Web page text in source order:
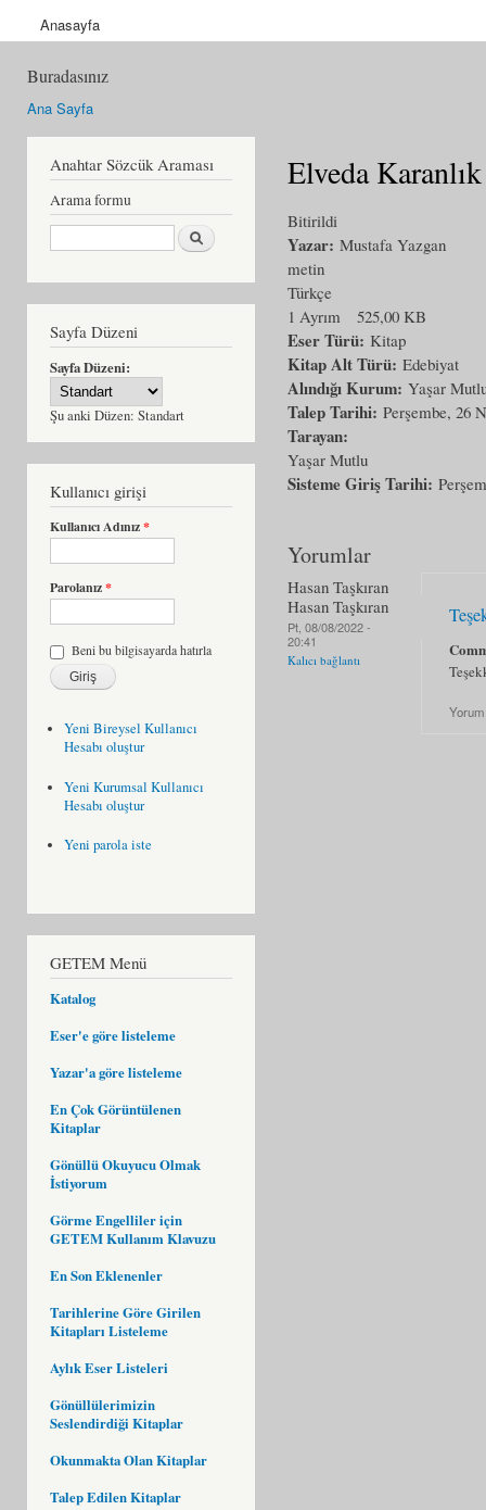
Anasayfa
Buradasınız
Ana Sayfa
Anahtar Sözcük Araması
Arama formu
Ara
Sayfa Düzeni
Sayfa Düzeni:
Şu anki Düzen: Standart
Kullanıcı girişi
Kullanıcı Adınız*
Parolanız*
Beni bu bilgisayarda hatırla
Yeni Bireysel Kullanıcı
Hesabı oluştur
Yeni Kurumsal Kullanıcı
Hesabı oluştur
Yeni parola iste
GETEM Menü
Katalog
Eser'e göre listeleme
Yazar'a göre listeleme
En Çok Görüntülenen
Kitaplar
Gönüllü Okuyucu Olmak
İstiyorum
Görme Engelliler için
GETEM Kullanım Klavuzu
En Son Eklenenler
Tarihlerine Göre Girilen
Kitapları Listeleme
Aylık Eser Listeleri
Gönüllülerimizin
Seslendirdiği Kitaplar
Okunmakta Olan Kitaplar
Talep Edilen Kitaplar
Elveda Karanlık
Bitirildi
Yazar: Mustafa Yazgan
metin
Türkçe
1 Ayrım
525,00 KB
Eser Türü: Kitap
Kitap Alt Türü: Edebiyat
Alındığı Kurum: Yaşar
Talep Tarihi: Perşembe, 26
Tarayan:
Yaşar Mutlu
Sisteme Giriş Tarihi:
Yorumlar
Hasan Taşkıran
Hasan Taşkıran
Pt, 08/08/2022 -
20:41
Kalıcı bağlantı